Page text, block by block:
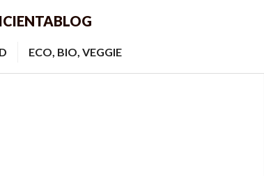
ECO, BIO, VEGGIE